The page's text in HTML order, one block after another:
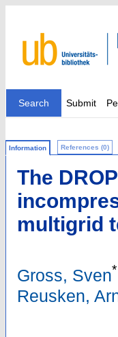
Search Submit
Information References (0)
The
multigrid
Gross, Sven*
Reusken,